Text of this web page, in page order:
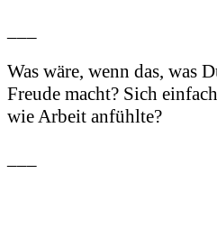
Was wäre, wenn das, was
Freude macht? Sich
wie Arbeit anfühlte?